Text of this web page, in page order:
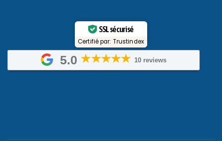
SSL sécurisé
Certifié par: Trustindex
5.0 10 reviews